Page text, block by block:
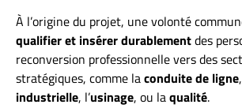
À l’origine du projet, une volonté
qualifier et insérer durablementdes
reconversion professionnelle vers des
stratégiques, comme laconduite de ligne
industrielle, l’usinage, ou laqualité.